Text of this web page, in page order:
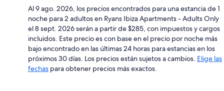
Al 9 ago. 2026, los precios encontrados para una estancia de 1
noche para 2 adultos en Ryans Ibiza Apartments - Adults Only
el 8 sept. 2026 serán a partir de $285, con impuestos y cargos
incluidos. Este precio es con base en el precio por noche más
bajo encontrado en las últimas 24 horas para estancias en los
próximos 30 días. Los precios están sujetos a cambios. Elige las
fechas para obtener precios más exactos.